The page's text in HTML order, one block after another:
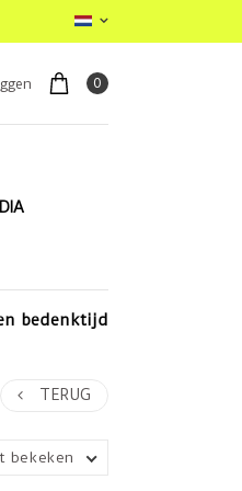
0
bedenktijd
TERUG
bekeken